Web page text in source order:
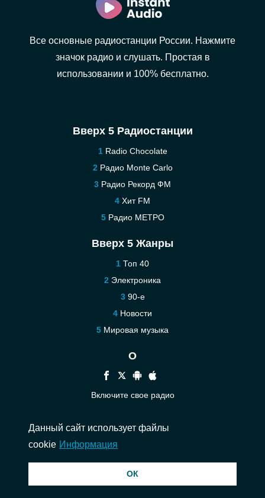
Все основные радиостанции России. Нажмите
значок радио и слушать. Простая в
использовании и 100% бесплатно.
Вверх 5 Радиостанции
Radio Chocolate
Радио Monte Carlo
Радио Рекорд ФМ
Хит FM
Радио МЕТРО
Вверх 5 Жанры
Топ 40
Электроника
90-е
Новости
Мировая музыка
О
Включите свое радио
Связаться
конфиденциальности
Данный сайт использует файлы
cookie Информация
ОК